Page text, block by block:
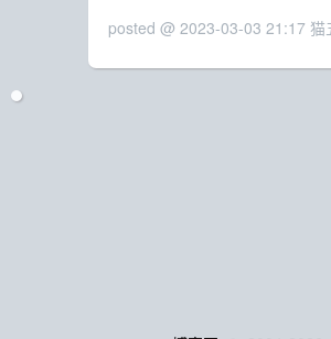
posted @ 2023-03-03 21:17 猫